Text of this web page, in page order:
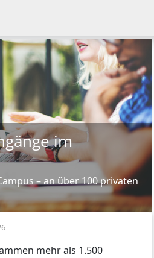
im
– an über 100 privaten
mehr als 1.500